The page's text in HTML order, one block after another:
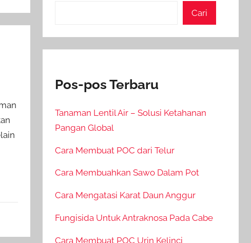
Cari
Pos-pos Terbaru
Tanaman Lentil Air – Solusi Ketahanan
Pangan Global
Cara Membuat POC dari Telur
Cara Membuahkan Sawo Dalam Pot
Cara Mengatasi Karat Daun Anggur
Fungisida Untuk Antraknosa Pada Cabe
Cara Membuat POC Urin Kelinci